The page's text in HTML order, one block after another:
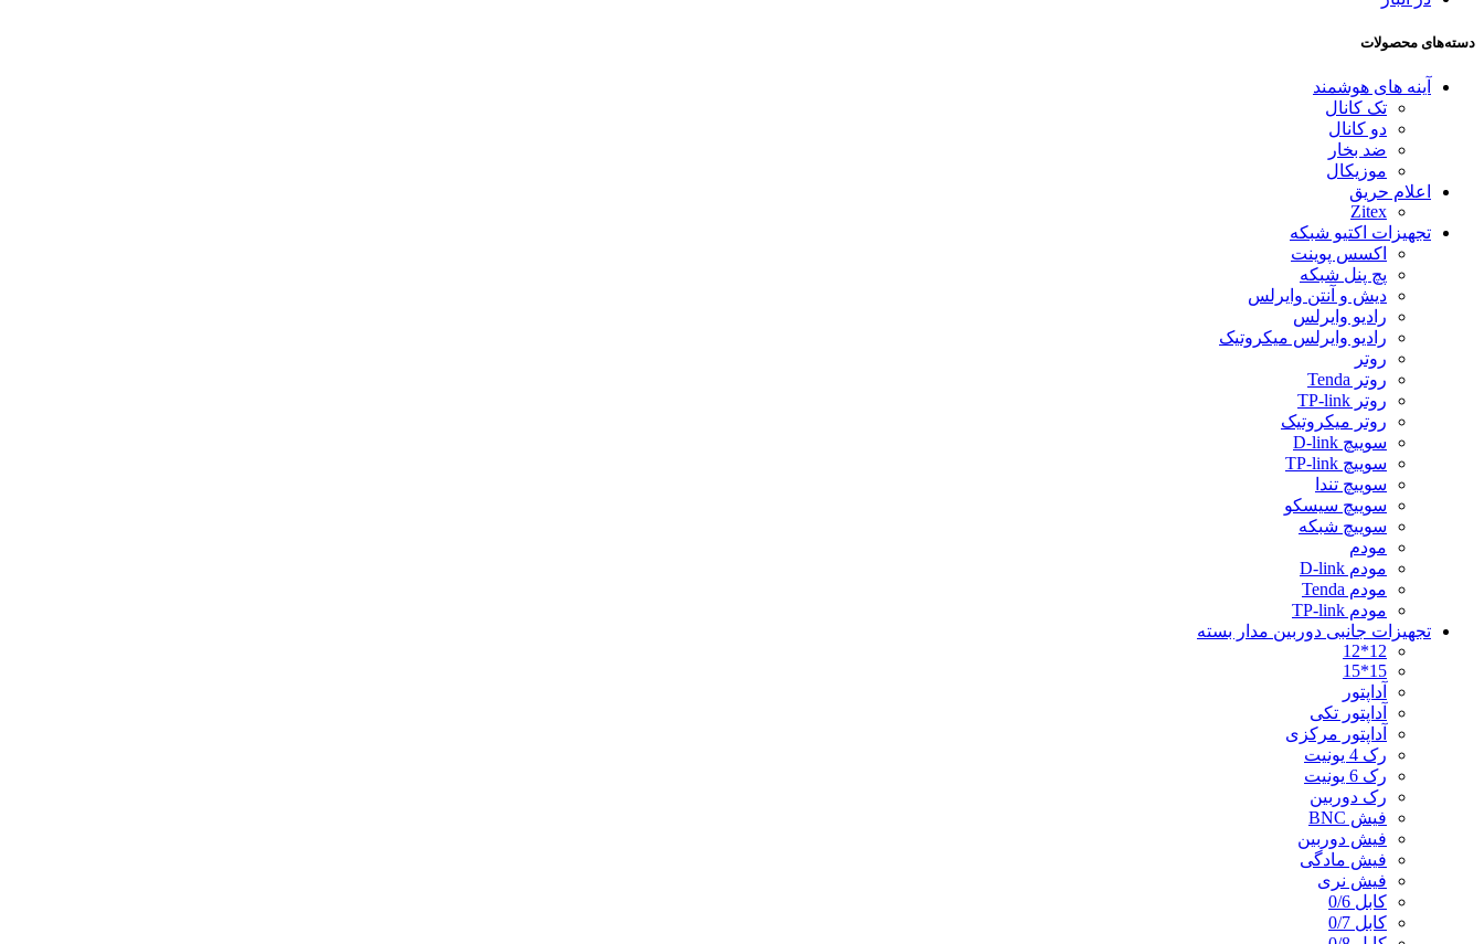
دسته‌های محصولات
آینه های هوشمند
تک کانال
دو کانال
ضد بخار
موزیکال
اعلام حریق
Zitex
تجهیزات اکتیو شبکه
اکسس پوینت
پچ پنل شبکه
دیش و آنتن وایرلس
رادیو وایرلس
رادیو وایرلس میکروتیک
روتر
روتر Tenda
روتر TP-link
روتر میکروتیک
سوییچ D-link
سوییچ TP-link
سوییچ تندا
سوییچ سیسکو
سوییچ شبکه
مودم
مودم D-link
مودم Tenda
مودم TP-link
تجهیزات جانبی دوربین مدار بسته
12*12
15*15
آداپتور
آداپتور تکی
آداپتور مرکزی
رک 4 یونیت
رک 6 یونیت
رک دوربین
فیش BNC
فیش دوربین
فیش مادگی
فیش نری
کابل 0/6
کابل 0/7